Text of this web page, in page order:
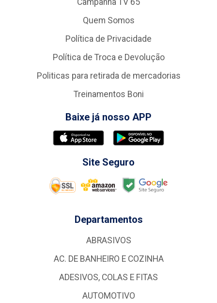
Quem Somos
Política de Privacidade
Política de Troca e Devolução
Politicas para retirada de mercadorias
Treinamentos Boni
Baixe já nosso APP
Site Seguro
Departamentos
ABRASIVOS
AC. DE BANHEIRO E COZINHA
ADESIVOS, COLAS E FITAS
AUTOMOTIVO